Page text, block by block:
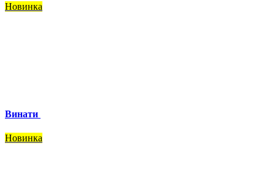
Новинка
Винати
Новинка